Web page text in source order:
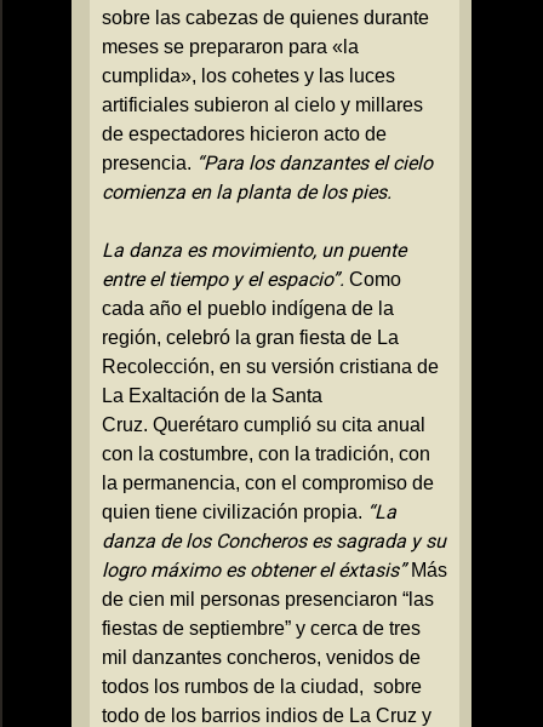
sobre las cabezas de quienes durante
meses se prepararon para «la
cumplida», los cohetes y las luces
artificiales subieron al cielo y millares
de espectadores hicieron acto de
presencia. “Para los danzantes el cielo
comienza en la planta de los pies.
La danza es movimiento, un puente
entre el tiempo y el espacio”. Como
cada año el pueblo indígena de la
región, celebró la gran fiesta de La
Recolección, en su versión cristiana de
La Exaltación de la Santa
Cruz. Querétaro cumplió su cita anual
con la costumbre, con la tradición, con
la permanencia, con el compromiso de
quien tiene civilización propia. “La
danza de los Concheros es sagrada y su
logro máximo es obtener el éxtasis” Más
de cien mil personas presenciaron “las
fiestas de septiembre” y cerca de tres
mil danzantes concheros, venidos de
todos los rumbos de la ciudad, sobre
todo de los barrios indios de La Cruz y